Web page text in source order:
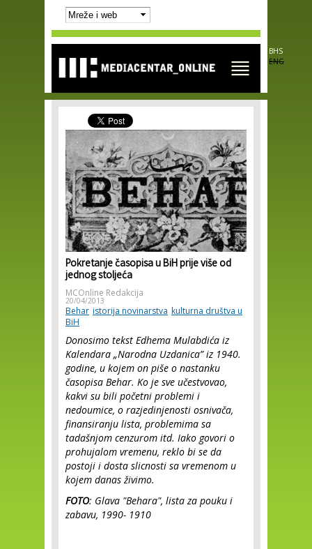
Skip to
main
content
BHS
ENG
Pokretanje časopisa u BiH prije više od
jednog stoljeća
MCOnline Redakcija
20/04/2013
Behar istorija novinarstva kulturna društva u
BiH
Donosimo tekst Edhema Mulabdića iz
Kalendara „Narodna Uzdanica” iz 1940.
godine, u kojem on piše o nastanku
časopisa Behar. Ko je sve učestvovao,
kakvi su bili početni problemi i
nedoumice, o razjedinjenosti osnivača,
finansiranju lista, problemima sa
tadašnjom cenzurom itd. Iako govori o
prohujalom vremenu, reklo bi se da
postoji i dosta slicnosti sa vremenom u
kojem danas živimo.
FOTO: Glava "Behara", lista za pouku i
zabavu, 1990- 1910